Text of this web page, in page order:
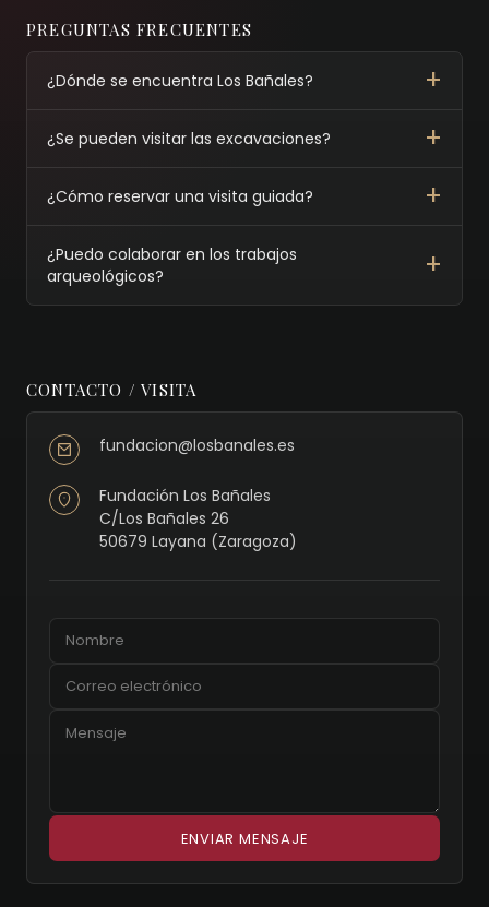
PREGUNTAS FRECUENTES
¿Dónde se encuentra Los Bañales?
¿Se pueden visitar las excavaciones?
¿Cómo reservar una visita guiada?
¿Puedo colaborar en los trabajos
arqueológicos?
CONTACTO / VISITA
fundacion@losbanales.es
Fundación Los Bañales
C/Los Bañales 26
50679 Layana (Zaragoza)